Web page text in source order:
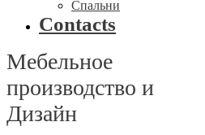
Спальни
Contacts
Мебельное
производство и
Дизайн